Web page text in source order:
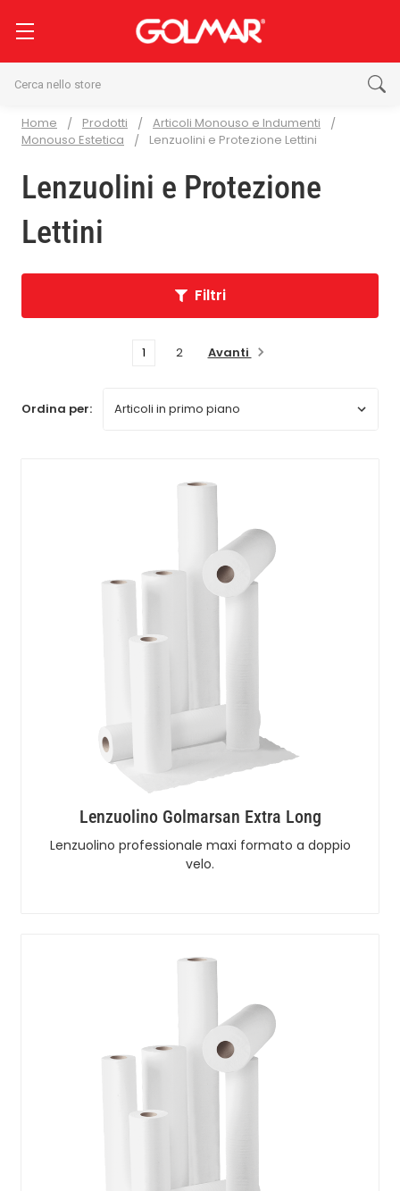
Home Prodotti
Articoli Monouso e Indumenti
Monouso Estetica
Lenzuolini e Protezione Lettini
Lenzuolini e Protezione
Lettini
Filtri
1 2 Avanti
Ordina per:
Lenzuolino Golmarsan Extra Long
Lenzuolino professionale maxi formato a doppio
velo.